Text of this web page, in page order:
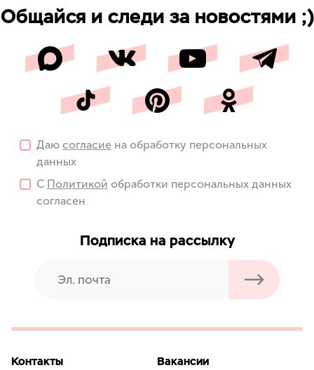
Общайся и следи за новостями ;)
Даю согласие на обработку персональных
данных
С Политикой обработки персональных данных
согласен
Подписка на рассылку
Контакты
Вакансии